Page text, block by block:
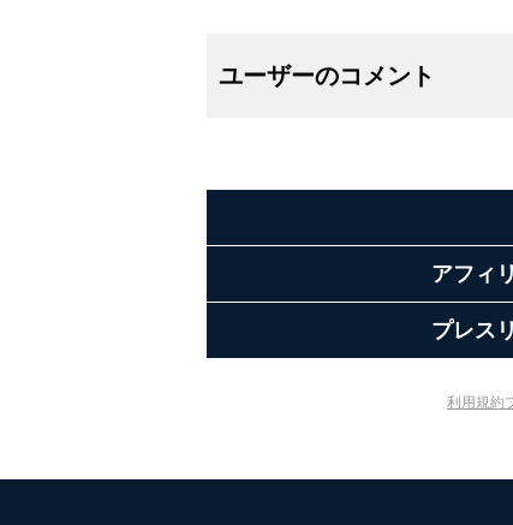
ユーザーのコメント
アフィ
プレス
利用規約